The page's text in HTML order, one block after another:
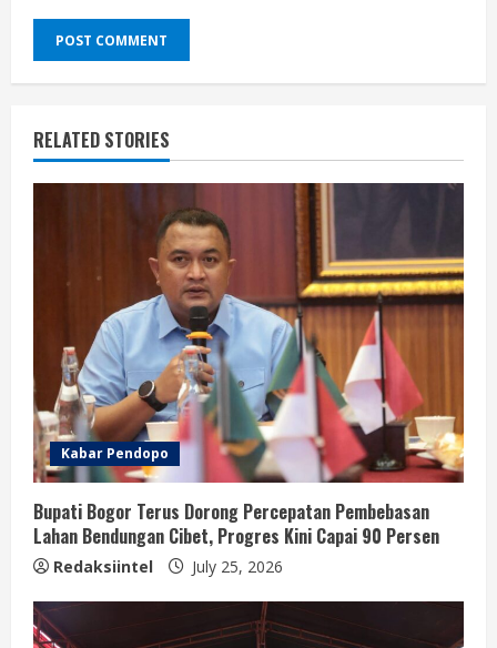
RELATED STORIES
Kabar Pendopo
Bupati Bogor Terus Dorong Percepatan Pembebasan
Lahan Bendungan Cibet, Progres Kini Capai 90 Persen
Redaksiintel July 25, 2026